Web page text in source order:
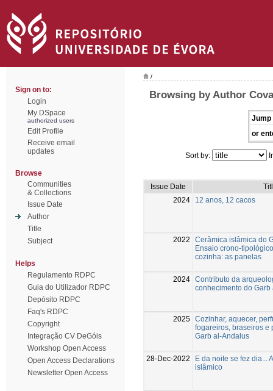
Sign on to:
Login
My DSpace
authorized users
Edit Profile
Receive email
updates
Browse
Communities
& Collections
Issue Date
Author
Title
Subject
Helps
Regulamento RDPC
Guia do Utilizador RDPC
Depósito RDPC
Faq's RDPC
Copyright
Integração CV DeGóis
Workshop Open Access
Open Access Declarations
Newsletter Open Access
/
Browsing by Author
Jump
or
Sort by:
Issue Date
2024
12 anos, 12 cacos
2022
Cerâmica islâmica do
Ensaio crono-
cozinha: as panelas
2024 Contributo da
conhecimento do Garb
2025 Cozinhar, aquecer,
fogareiros, braseiros e
Garb al-Andalus
28-Dec-2022
E da noite se fez dia...
islâmico